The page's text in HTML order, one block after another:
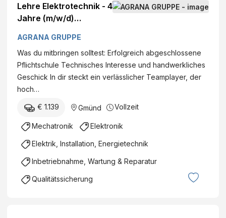
Lehre Elektrotechnik - 4
Jahre (m/w/d)
Stärke GmbH - Werk
Gmünd Standort:
ConrathstraßeGmünd,
Österreich Kategorie:
Instandhaltung
AGRANA GRUPPE
Was du mitbringen solltest: Erfolgreich abgeschlossene
Pflichtschule Technisches Interesse und handwerkliches
Geschick In dir steckt ein verlässlicher Teamplayer, der
hoch…
€ 1.139 Gmünd Vollzeit
Mechatronik Elektronik
Elektrik, Installation, Energietechnik
Inbetriebnahme, Wartung & Reparatur
Qualitätssicherung